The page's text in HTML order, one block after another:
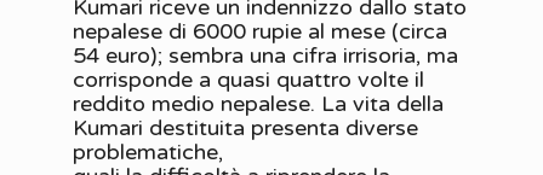
Kumari riceve un indennizzo dallo stato
nepalese di 6000 rupie al mese (circa
54 euro); sembra una cifra irrisoria, ma
corrisponde a quasi quattro volte il
reddito medio nepalese. La vita della
Kumari destituita presenta diverse
problematiche,